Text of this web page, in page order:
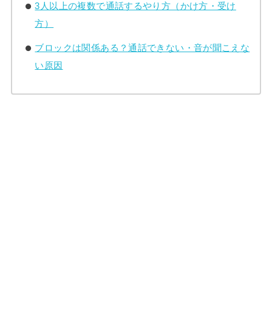
3人以上の複数で通話するやり方（かけ方・受け
方）
ブロックは関係ある？通話できない・音が聞こえな
い原因